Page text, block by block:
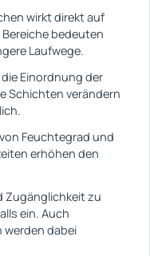
wirkt direkt auf
bedeuten
Laufwege.
Einordnung der
Schichten verändern
Feuchtegrad und
erhöhen den
Zugänglichkeit zu
ein. Auch
dabei